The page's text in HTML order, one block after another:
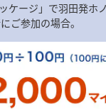
ケージ」で羽田発ホ
ご参加の場合。